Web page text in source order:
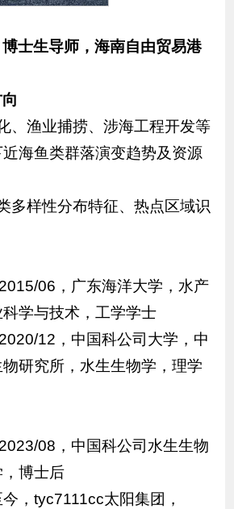
士生导师，海南自由贸易港
、渔业捕捞、涉海工程开发等
海鱼类群落演变趋势及资源
多样性分布特征、热点区域识
06，广东海洋大学，水产
学与技术，工学学士
12，中国科公司大学，中
研究所，水生生物学，理学
08，中国科公司水生生物
博士后
，tyc7111cc太阳集团，